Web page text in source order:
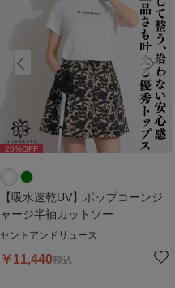
%OFF
20%OFF
【吸水速乾UV】ポップコーンジ
ャージ半袖カットソー
セントアンドリュース
￥ 11,440税込